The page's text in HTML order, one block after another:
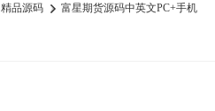
精品源码 › 富星期货源码中英文PC+手机